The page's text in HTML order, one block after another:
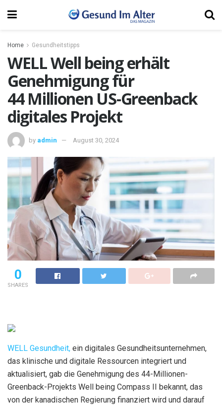
Home Gesundheitstipps
WELL Well being erhält
Genehmigung für
44 Millionen US-Greenback
digitales Projekt
by admin August 30, 2024
0
SHARES
WELL Gesundheit, ein digitales Gesundheitsunternehmen,
das klinische und digitale Ressourcen integriert und
aktualisiert, gab die Genehmigung des 44-Millionen-
Greenback-Projekts Well being Compass II bekannt, das
von der kanadischen Regierung finanziert wird und darauf